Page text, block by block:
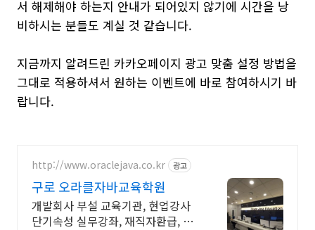
서 해제해야 하는지 안내가 되어있지 않기에 시간을 낭
비하시는 분들도 계실 것 같습니다.
지금까지 알려드린 카카오페이지 광고 맞춤 설정 방법을
그대로 적용하셔서 원하는 이벤트에 바로 참여하시기 바
랍니다.
http://www.oraclejava.co.kr 광고
구로 오라클자바교육학원
개발회사 부설 교육기관, 현업강사
단기속성 실무강좌, 재직자환급, 구